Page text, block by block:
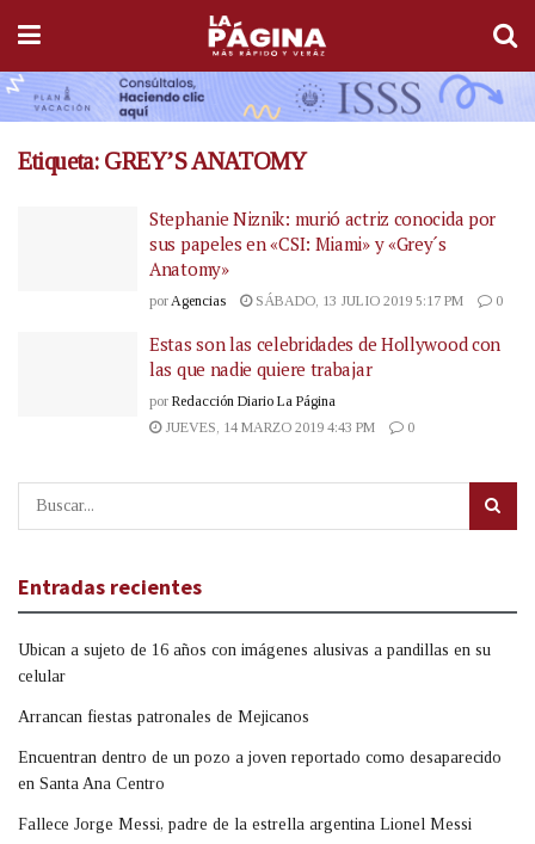
Etiqueta: GREY’S ANATOMY
Stephanie Niznik: murió actriz conocida por
sus papeles en «CSI: Miami» y «Grey´s
Anatomy»
por Agencias SÁBADO, 13 JULIO 2019 5:17 PM 0
Estas son las celebridades de Hollywood con
las que nadie quiere trabajar
por Redacción Diario La Página
JUEVES, 14 MARZO 2019 4:43 PM
0
Entradas recientes
Ubican a sujeto de 16 años con imágenes alusivas a pandillas en su
celular
Arrancan fiestas patronales de Mejicanos
Encuentran dentro de un pozo a joven reportado como desaparecido
en Santa Ana Centro
Fallece Jorge Messi, padre de la estrella argentina Lionel Messi